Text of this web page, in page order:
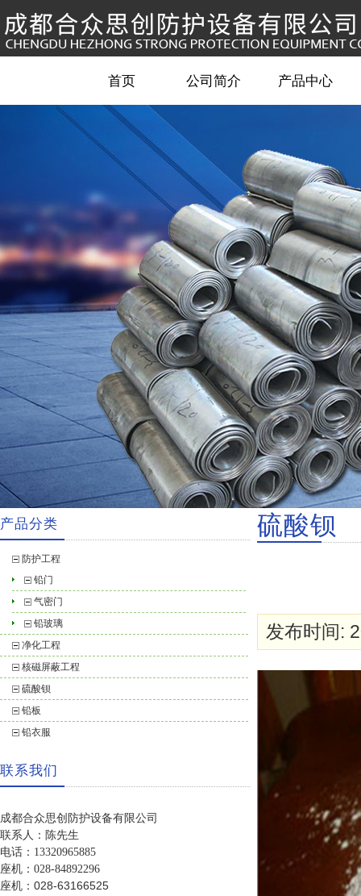
首页 公司简介 产品中心
产品分类
防护工程
铅门
气密门
铅玻璃
净化工程
核磁屏蔽工程
硫酸钡
铅板
铅衣服
联系我们
成都合众思创防护设备有限公司
联系人：陈先生
电话：13320965885
座机：028-84892296
座机：028-63166525
硫酸钡
发布时间: